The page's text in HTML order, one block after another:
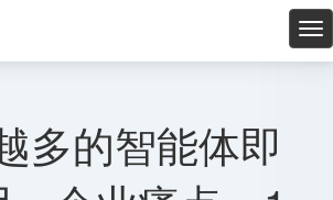
星
多的智能体即